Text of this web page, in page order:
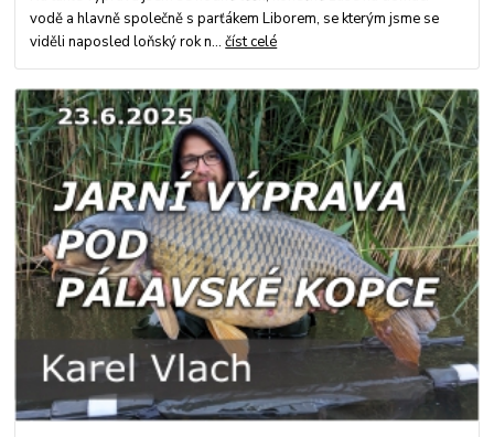
vodě a hlavně společně s parťákem Liborem, se kterým jsme se
viděli naposled loňský rok n...číst celé